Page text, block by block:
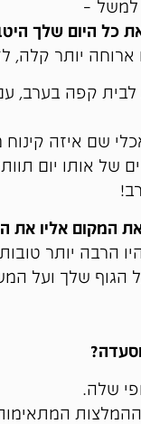
למשל –
כל היום שלך
ארוחה יותר קלה,
קפה בערב,
שם איזה קינוח
של אותו יום
המקום אליו את
הרבה יותר טובות
הגוף שלך ועל
שלה.
המתאימות